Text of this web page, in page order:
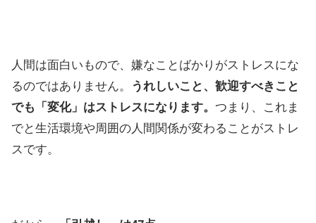
人間は面白いもので、嫌なことばかりがストレスにな
るのではありません。
うれしいこと、歓迎すべきこと
でも「変化」はストレスになります。 つまり、これま
でと生活環境や周囲の人間関係が変わることがストレ
スです。